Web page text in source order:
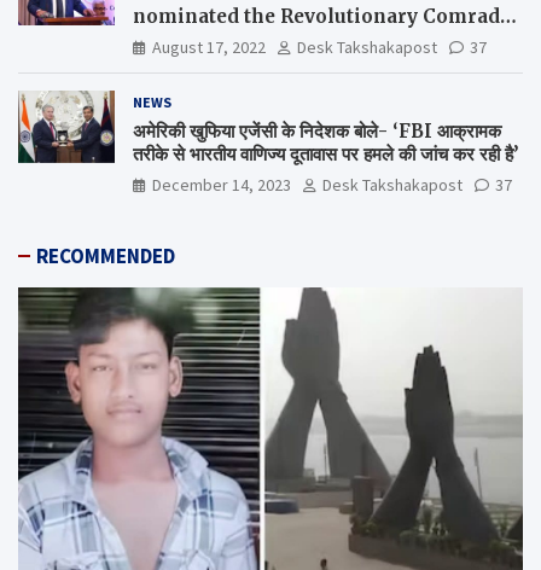
nominated the Revolutionary Comrade
Shiv Varma Media Award 2022-23
August 17, 2022 Desk Takshakapost 37
NEWS
अमेरिकी खुफिया एजेंसी के निदेशक बोले- ‘FBI आक्रामक
तरीके से भारतीय वाणिज्य दूतावास पर हमले की जांच कर रही है’
December 14, 2023 Desk Takshakapost 37
RECOMMENDED